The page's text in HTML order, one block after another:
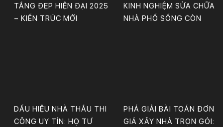
TẦNG ĐẸP HIỆN ĐẠI 2025
– KIẾN TRÚC MỚI
KINH NGHIỆM SỬA CHỮA
NHÀ PHỐ SỐNG CÒN
DẤU HIỆU NHÀ THẦU THI
CÔNG UY TÍN: HỌ TƯ
PHÁ GIẢI BÀI TOÁN ĐƠN
GIÁ XÂY NHÀ TRỌN GÓI: